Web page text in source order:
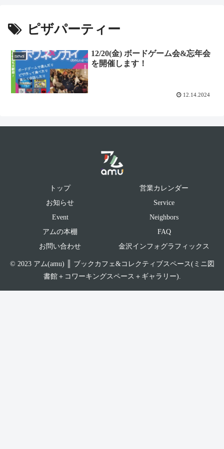
ピザパーティー
news
12/20(金) ボードゲーム会&忘年会
を開催します！
12.14.2024
トップ
営業カレンダー
お知らせ
Service
Event
Neighbors
アムの本棚
FAQ
お問い合わせ
金沢インフォグラフィックス
© 2023 アム(amu) ║ ブックカフェ&コレクティブスペース(ミニ図
書館＋コワーキングスペース＋ギャラリー).